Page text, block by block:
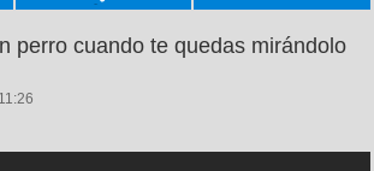
perro cuando te quedas mirándolo